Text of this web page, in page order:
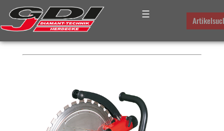
☰
PLATZHALTER FÜR DAS
BREADCRUMB-MENUE